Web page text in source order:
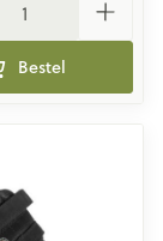
Bestel